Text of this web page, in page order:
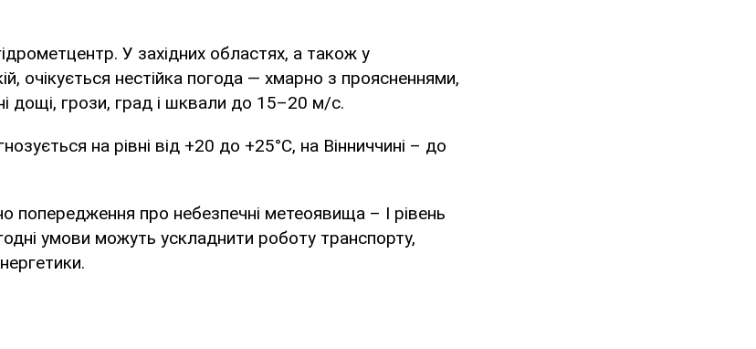
У західних областях, а також у
очікується нестійка погода — хмарно з проясненнями,
дощі, грози, град і шквали до 15–20 м/с.
на рівні від +20 до +25°C, на Вінниччині – до
попередження про небезпечні метеоявища – І рівень
умови можуть ускладнити роботу транспорту,